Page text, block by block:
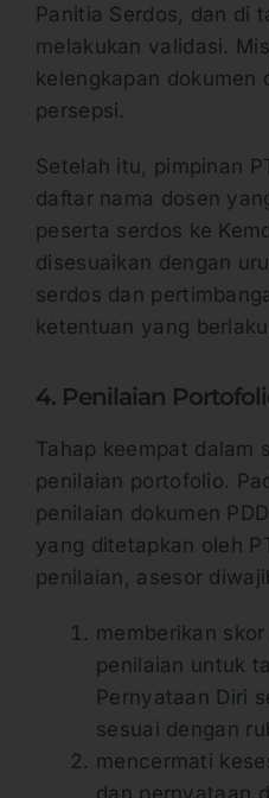
Panitia Serdos, dan di
melakukan validasi.
kelengkapan dokumen
persepsi.
Setelah itu, pimpinan
daftar nama dosen
peserta serdos ke
disesuaikan dengan
serdos dan
ketentuan yang
4. Penilaian
Tahap keempat dalam
penilaian portofolio.
penilaian dokumen
yang ditetapkan oleh
penilaian, asesor
memberikan
penilaian untuk
Pernyataan Diri
sesuai dengan
mencermati
dan pernyataan